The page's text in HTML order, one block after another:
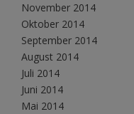
November 2014
Oktober 2014
September 2014
August 2014
Juli 2014
Juni 2014
Mai 2014